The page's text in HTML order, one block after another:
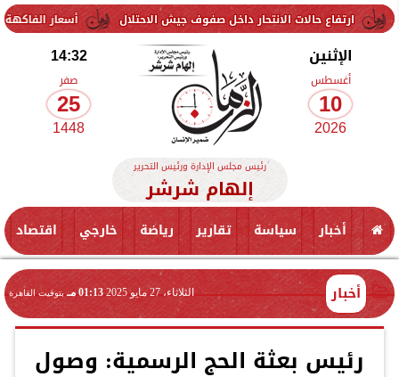
أسعار الفاكهة اليوم الإثنين 10 أغسطس 2026 في الأسواق.. الموز بكام حالات الانتحار داخل صفوف جيش الاحتلال
الإثنين
أغسطس
10
2026
14:32
صفر
25
1448
رئيس مجلس الإدارة ورئيس التحرير
إلهام شرشر
أخبار سياسة تقارير رياضة خارجي اقتصاد
أخبار الثلاثاء، 27 مايو 2025 01:13 مـ بتوقيت القاهرة
رئيس بعثة الحج الرسمية: وصول